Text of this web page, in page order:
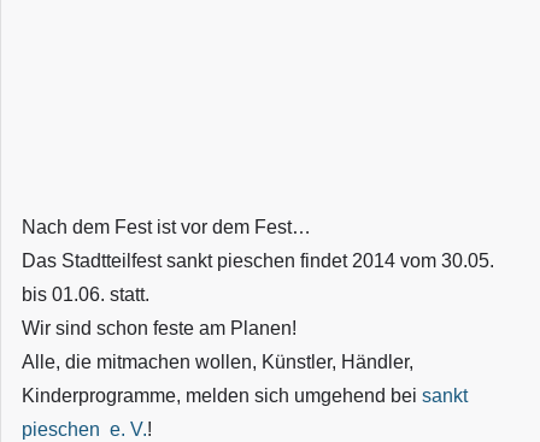
Nach dem Fest ist vor dem Fest…
Das Stadtteilfest sankt pieschen findet 2014 vom 30.05.
bis 01.06. statt.
Wir sind schon feste am Planen!
Alle, die mitmachen wollen, Künstler, Händler,
Kinderprogramme, melden sich umgehend bei sankt
pieschen e. V.!